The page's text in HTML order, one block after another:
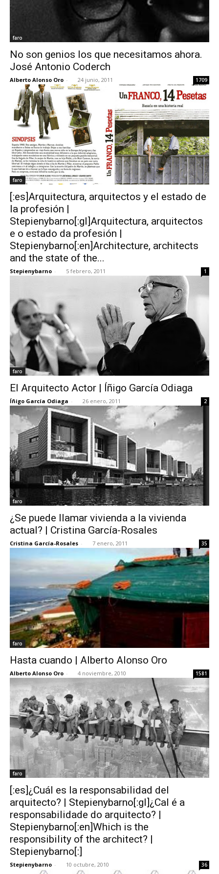
faro
No son genios los que necesitamos ahora.
José Antonio Coderch
Alberto Alonso Oro - 24 junio, 2011 1709
faro
[:es]Arquitectura, arquitectos y el estado de
la profesión |
Stepienybarno[:gl]Arquitectura, arquitectos
e o estado da profesión |
Stepienybarno[:en]Architecture, architects
and the state of the...
Stepienybarno - 5 febrero, 2011 1
faro
El Arquitecto Actor | Íñigo García Odiaga
Íñigo García Odiaga - 26 enero, 2011 2
faro
¿Se puede llamar vivienda a la vivienda
actual? | Cristina García-Rosales
Cristina García-Rosales - 7 enero, 2011 35
faro
Hasta cuando | Alberto Alonso Oro
Alberto Alonso Oro - 4 noviembre, 2010 1581
faro
[:es]¿Cuál es la responsabilidad del
arquitecto? | Stepienybarno[:gl]¿Cal é a
responsabilidade do arquitecto? |
Stepienybarno[:en]Which is the
responsibility of the architect? |
Stepienybarno[:]
Stepienybarno - 10 octubre, 2010 36